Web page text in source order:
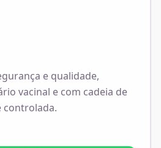
e qualidade,
vacinal e com cadeia de